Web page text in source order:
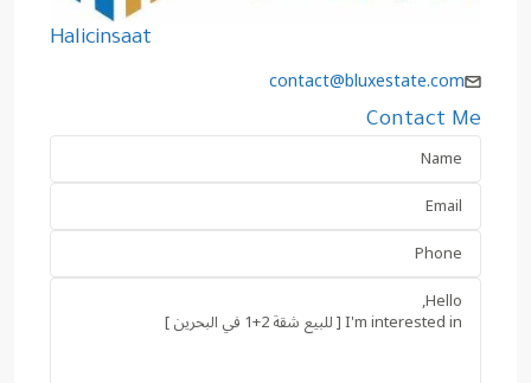
Halicinsaat
contact@bluxestate.com
Contact Me